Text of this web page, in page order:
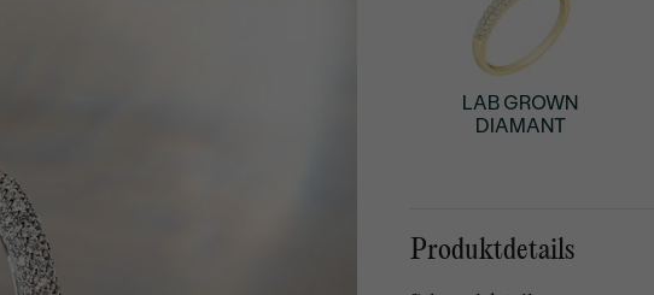
LAB GROWN
DIAMANT
Produktdetails